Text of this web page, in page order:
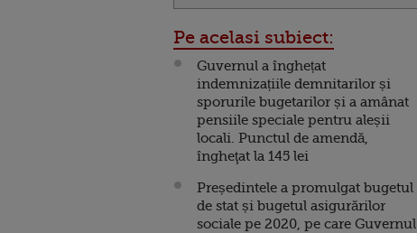
Pe acelasi subiect:
Guvernul a înghețat
indemnizațiile demnitarilor și
sporurile bugetarilor și a amânat
pensiile speciale pentru aleșii
locali. Punctul de amendă,
îngheţat la 145 lei
Președintele a promulgat bugetul
de stat și bugetul asigurărilor
sociale pe 2020, pe care Guvernul